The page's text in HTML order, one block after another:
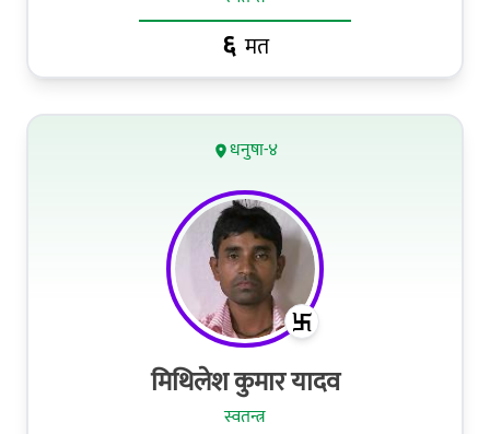
६ मत
धनुषा-४
मिथिलेश कुमार यादव
स्वतन्त्र